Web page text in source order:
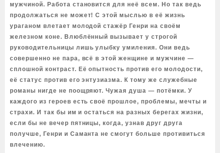
мужчиной. Работа становится для неё всем. Но так ведь
продолжаться не может! С этой мыслью в её жизнь
ураганом влетает молодой стажёр Генри на своём
железном коне. Влюблённый вызывает у строгой
руководительницы лишь улыбку умиления. Они ведь
совершенно не пара, всё в этой женщине и мужчине —
сплошной контраст. Её опытность против его молодости,
её статус против его энтузиазма. К тому же служебные
романы нигде не поощряют. Чужая душа — потёмки. У
каждого из героев есть своё прошлое, проблемы, мечты и
страхи. И так бы им и остаться на разных берегах жизни,
если бы не вечер пятницы, когда, узнав друг друга
получше, Генри и Саманта не смогут больше противиться
влечению.